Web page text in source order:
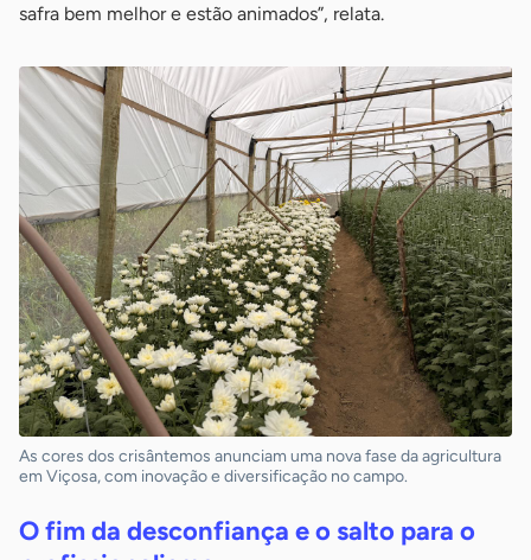
safra bem melhor e estão animados”, relata.
As cores dos crisântemos anunciam uma nova fase da agricultura
em Viçosa, com inovação e diversificação no campo.
O fim da desconfiança e o salto para o